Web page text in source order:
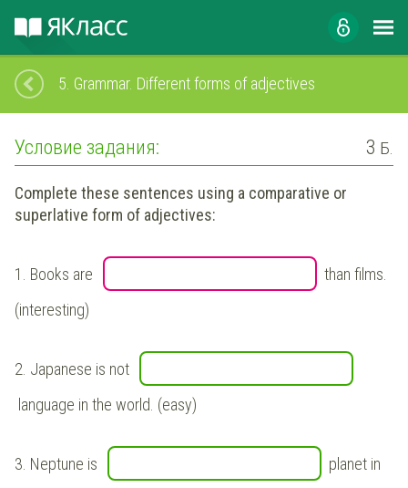
5. Grammar. Different forms of adjectives
Условие задания: 3 Б.
Complete these sentences using a comparative or
superlative form of adjectives:
1. Books are
than films.
(interesting)
2. Japanese is not
language in the world. (easy)
3. Neptune is
planet in